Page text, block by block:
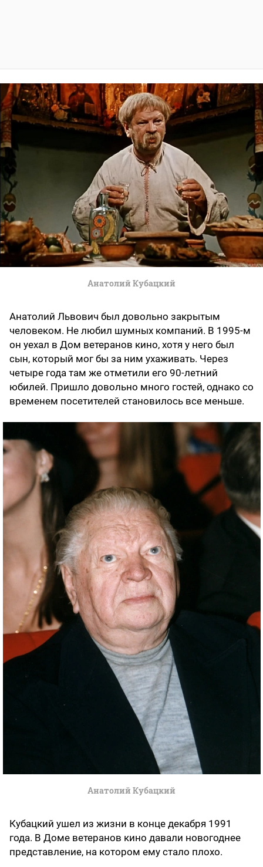
Анатолий Кубацкий
Анатолий Львович был довольно закрытым
человеком. Не любил шумных компаний. В 1995-м
он уехал в Дом ветеранов кино, хотя у него был
сын, который мог бы за ним ухаживать. Через
четыре года там же отметили его 90-летний
юбилей. Пришло довольно много гостей, однако со
временем посетителей становилось все меньше.
Анатолий Кубацкий
Кубацкий ушел из жизни в конце декабря 1991
года. В Доме ветеранов кино давали новогоднее
представление, на котором ему стало плохо.